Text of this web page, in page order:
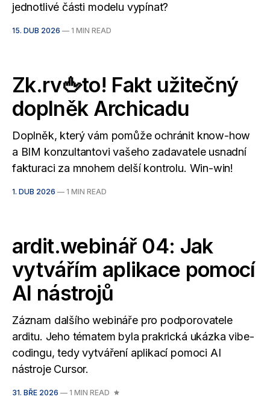
jednotlivé části modelu vypínat?
15. DUB 2026 — 1 MIN READ
Zk.rv🖕to! Fakt užitečný
doplněk Archicadu
Doplněk, který vám pomůže ochránit know-how
a BIM konzultantovi vašeho zadavatele usnadní
fakturaci za mnohem delší kontrolu. Win-win!
1. DUB 2026 — 1 MIN READ
ardit.webinář 04: Jak
vytvářím aplikace pomocí
AI nástrojů
Záznam dalšího webináře pro podporovatele
arditu. Jeho tématem byla prakrická ukázka vibe-
codingu, tedy vytváření aplikací pomoci AI
nástroje Cursor.
31. BŘE 2026 — 1 MIN READ